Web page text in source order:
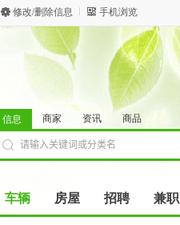
修改/删除信息 手机浏览
信息 商家 资讯 商品
车辆 房屋 招聘 兼职